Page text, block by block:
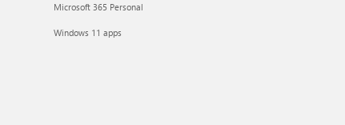
Microsoft 365 Personal
Windows 11 apps